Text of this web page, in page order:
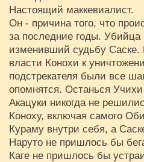
Настоящий маккевиалист.
Он - причина того, что
за последние годы. Убийца
изменивший судьбу Саске.
власти Конохи к
подстрекателя были все
опомнятся. Останься
Акацуки никогда не
Коноху, включая самого
Кураму внутри себя, а
Наруто не пришлось бы
Каге не пришлось бы